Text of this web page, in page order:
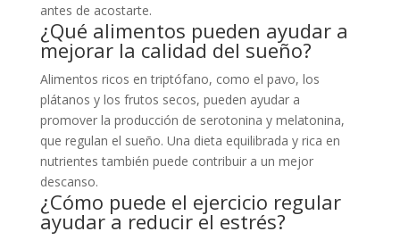
antes de acostarte.
¿Qué alimentos pueden ayudar a
mejorar la calidad del sueño?
Alimentos ricos en triptófano, como el pavo, los
plátanos y los frutos secos, pueden ayudar a
promover la producción de serotonina y melatonina,
que regulan el sueño. Una dieta equilibrada y rica en
nutrientes también puede contribuir a un mejor
descanso.
¿Cómo puede el ejercicio regular
ayudar a reducir el estrés?